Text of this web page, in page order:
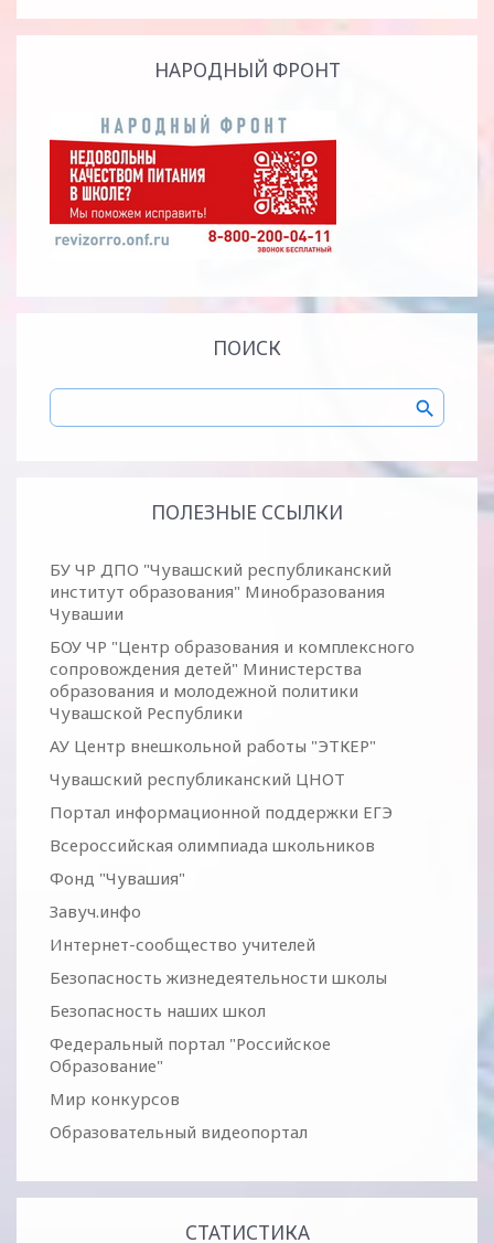
НАРОДНЫЙ ФРОНТ
ПОИСК
ПОЛЕЗНЫЕ ССЫЛКИ
БУ ЧР ДПО "Чувашский республиканский
институт образования" Минобразования
Чувашии
БОУ ЧР "Центр образования и комплексного
сопровождения детей" Министерства
образования и молодежной политики
Чувашской Республики
АУ Центр внешкольной работы "ЭТКЕР"
Чувашский республиканский ЦНОТ
Портал информационной поддержки ЕГЭ
Всероссийская олимпиада школьников
Фонд "Чувашия"
Завуч.инфо
Интернет-сообщество учителей
Безопасность жизнедеятельности школы
Безопасность наших школ
Федеральный портал "Российское
Образование"
Мир конкурсов
Образовательный видеопортал
СТАТИСТИКА